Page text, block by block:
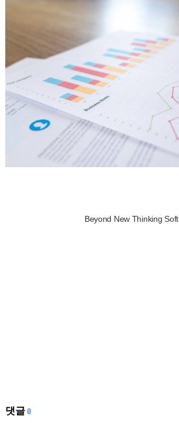
Beyond New Thinking Soft
댓글0